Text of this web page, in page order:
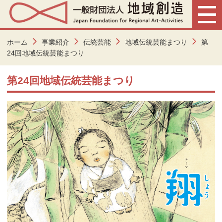
ホーム 事業紹介 伝統芸能 地域伝統芸能まつり
第
24回地域伝統芸能まつり
第24回地域伝統芸能まつり